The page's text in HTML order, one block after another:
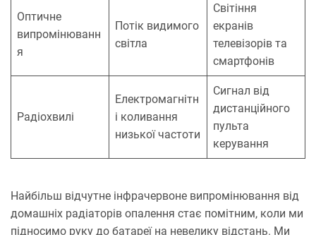
Оптичне
випромінюванн
я
Потік видимого
світла
Світіння
екранів
телевізорів та
смартфонів
Радіохвилі
Електромагнітн
і коливання
низької частоти
Сигнал від
дистанційного
пульта
керування
Найбільш відчутне інфрачервоне випромінювання від
домашніх радіаторів опалення стає помітним, коли ми
підносимо руку до батареї на невелику відстань. Ми